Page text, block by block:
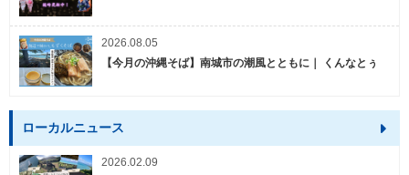
2026.08.05
【今月の沖縄そば】南城市の潮風とともに｜ くんなとぅ
ローカルニュース
2026.02.09